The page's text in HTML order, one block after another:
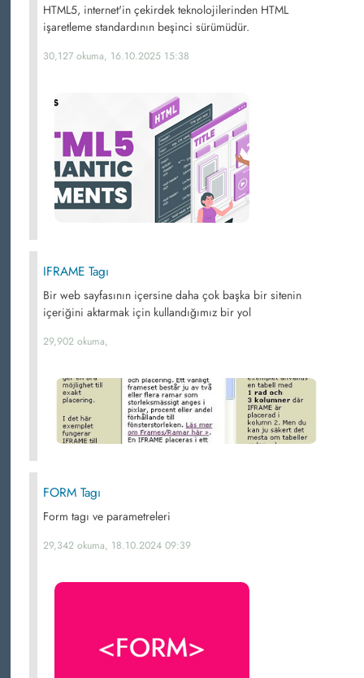
HTML5, internet'in çekirdek teknolojilerinden HTML
işaretleme standardının beşinci sürümüdür.
30,127 okuma, 16.10.2025 15:38
IFRAME Tagı
Bir web sayfasının içersine daha çok başka bir sitenin
içeriğini aktarmak için kullandığımız bir yol
29,902 okuma,
FORM Tagı
Form tagı ve parametreleri
29,342 okuma, 18.10.2024 09:39